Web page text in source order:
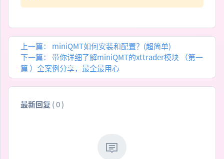
上一篇：
miniQMT如何安装和配置？(超简单)
下一篇：
带你详细了解miniQMT的xttrader模块 （第一
篇 ）全案例分享，最全最用心
最新回复 (0)